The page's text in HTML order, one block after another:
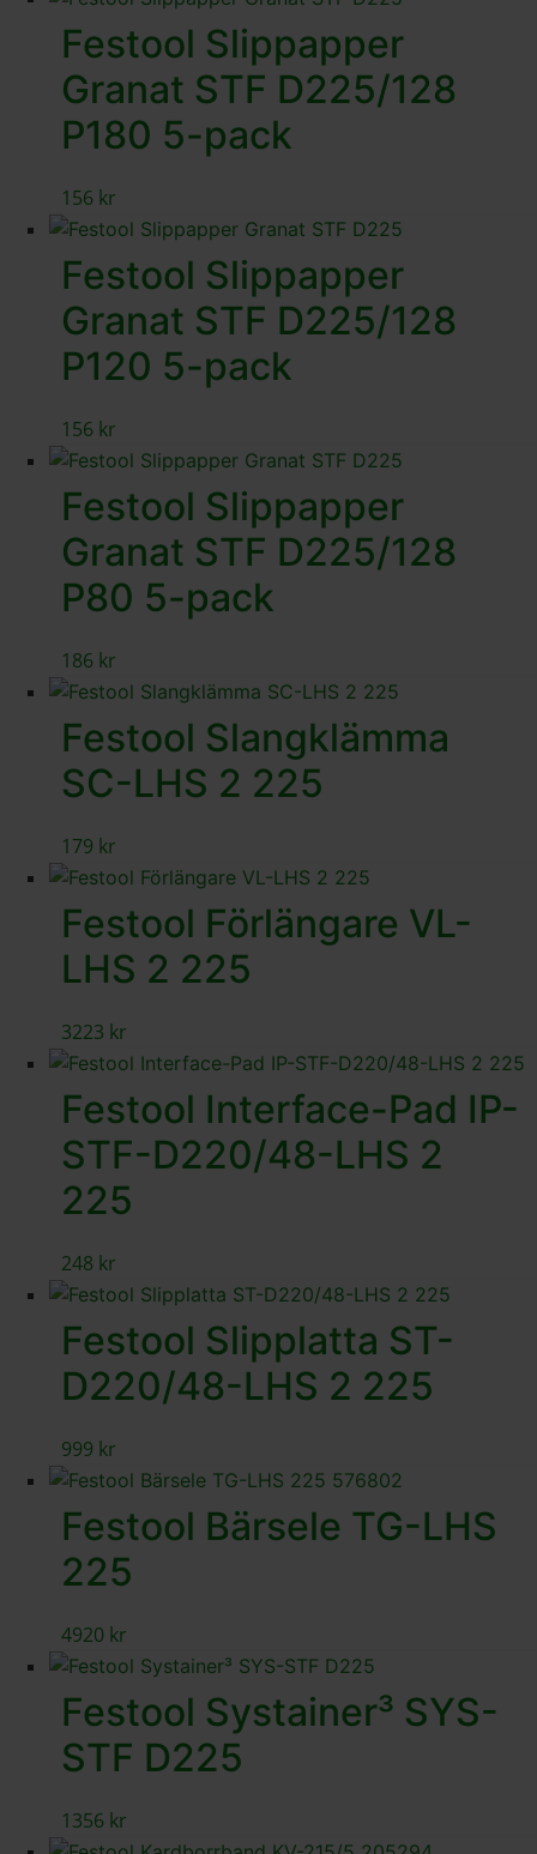
Festool Slippapper
Granat STF D225/128
P180 5-pack
156 kr
Festool Slippapper
Granat STF D225/128
P120 5-pack
156 kr
Festool Slippapper
Granat STF D225/128
P80 5-pack
186 kr
Festool Slangklämma
SC-LHS 2 225
179 kr
Festool Förlängare VL-
LHS 2 225
3223 kr
Festool Interface-Pad IP-
STF-D220/48-LHS 2
225
248 kr
Festool Slipplatta ST-
D220/48-LHS 2 225
999 kr
Festool Bärsele TG-LHS
225
4920 kr
Festool Systainer³ SYS-
STF D225
1356 kr